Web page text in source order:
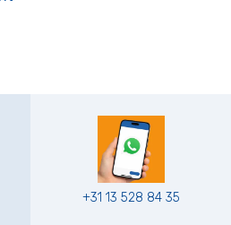
+31 13 528 84 35